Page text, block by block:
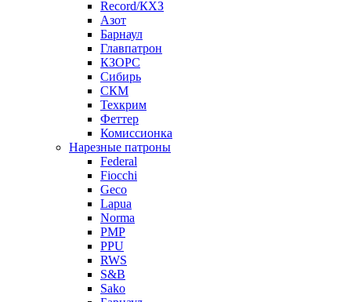
Record/КХЗ
Азот
Барнаул
Главпатрон
КЗОРС
Сибирь
СКМ
Техкрим
Феттер
Комиссионка
Нарезные патроны
Federal
Fiocchi
Geco
Lapua
Norma
PMP
PPU
RWS
S&B
Sako